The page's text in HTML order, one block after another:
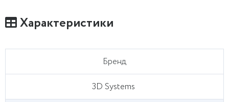
Характеристики
Бренд
3D Systems